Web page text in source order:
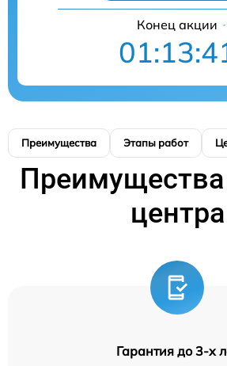
Конец акции
Преимущества Этапы работ
Преимущества
центра
Гарантия до 3-х